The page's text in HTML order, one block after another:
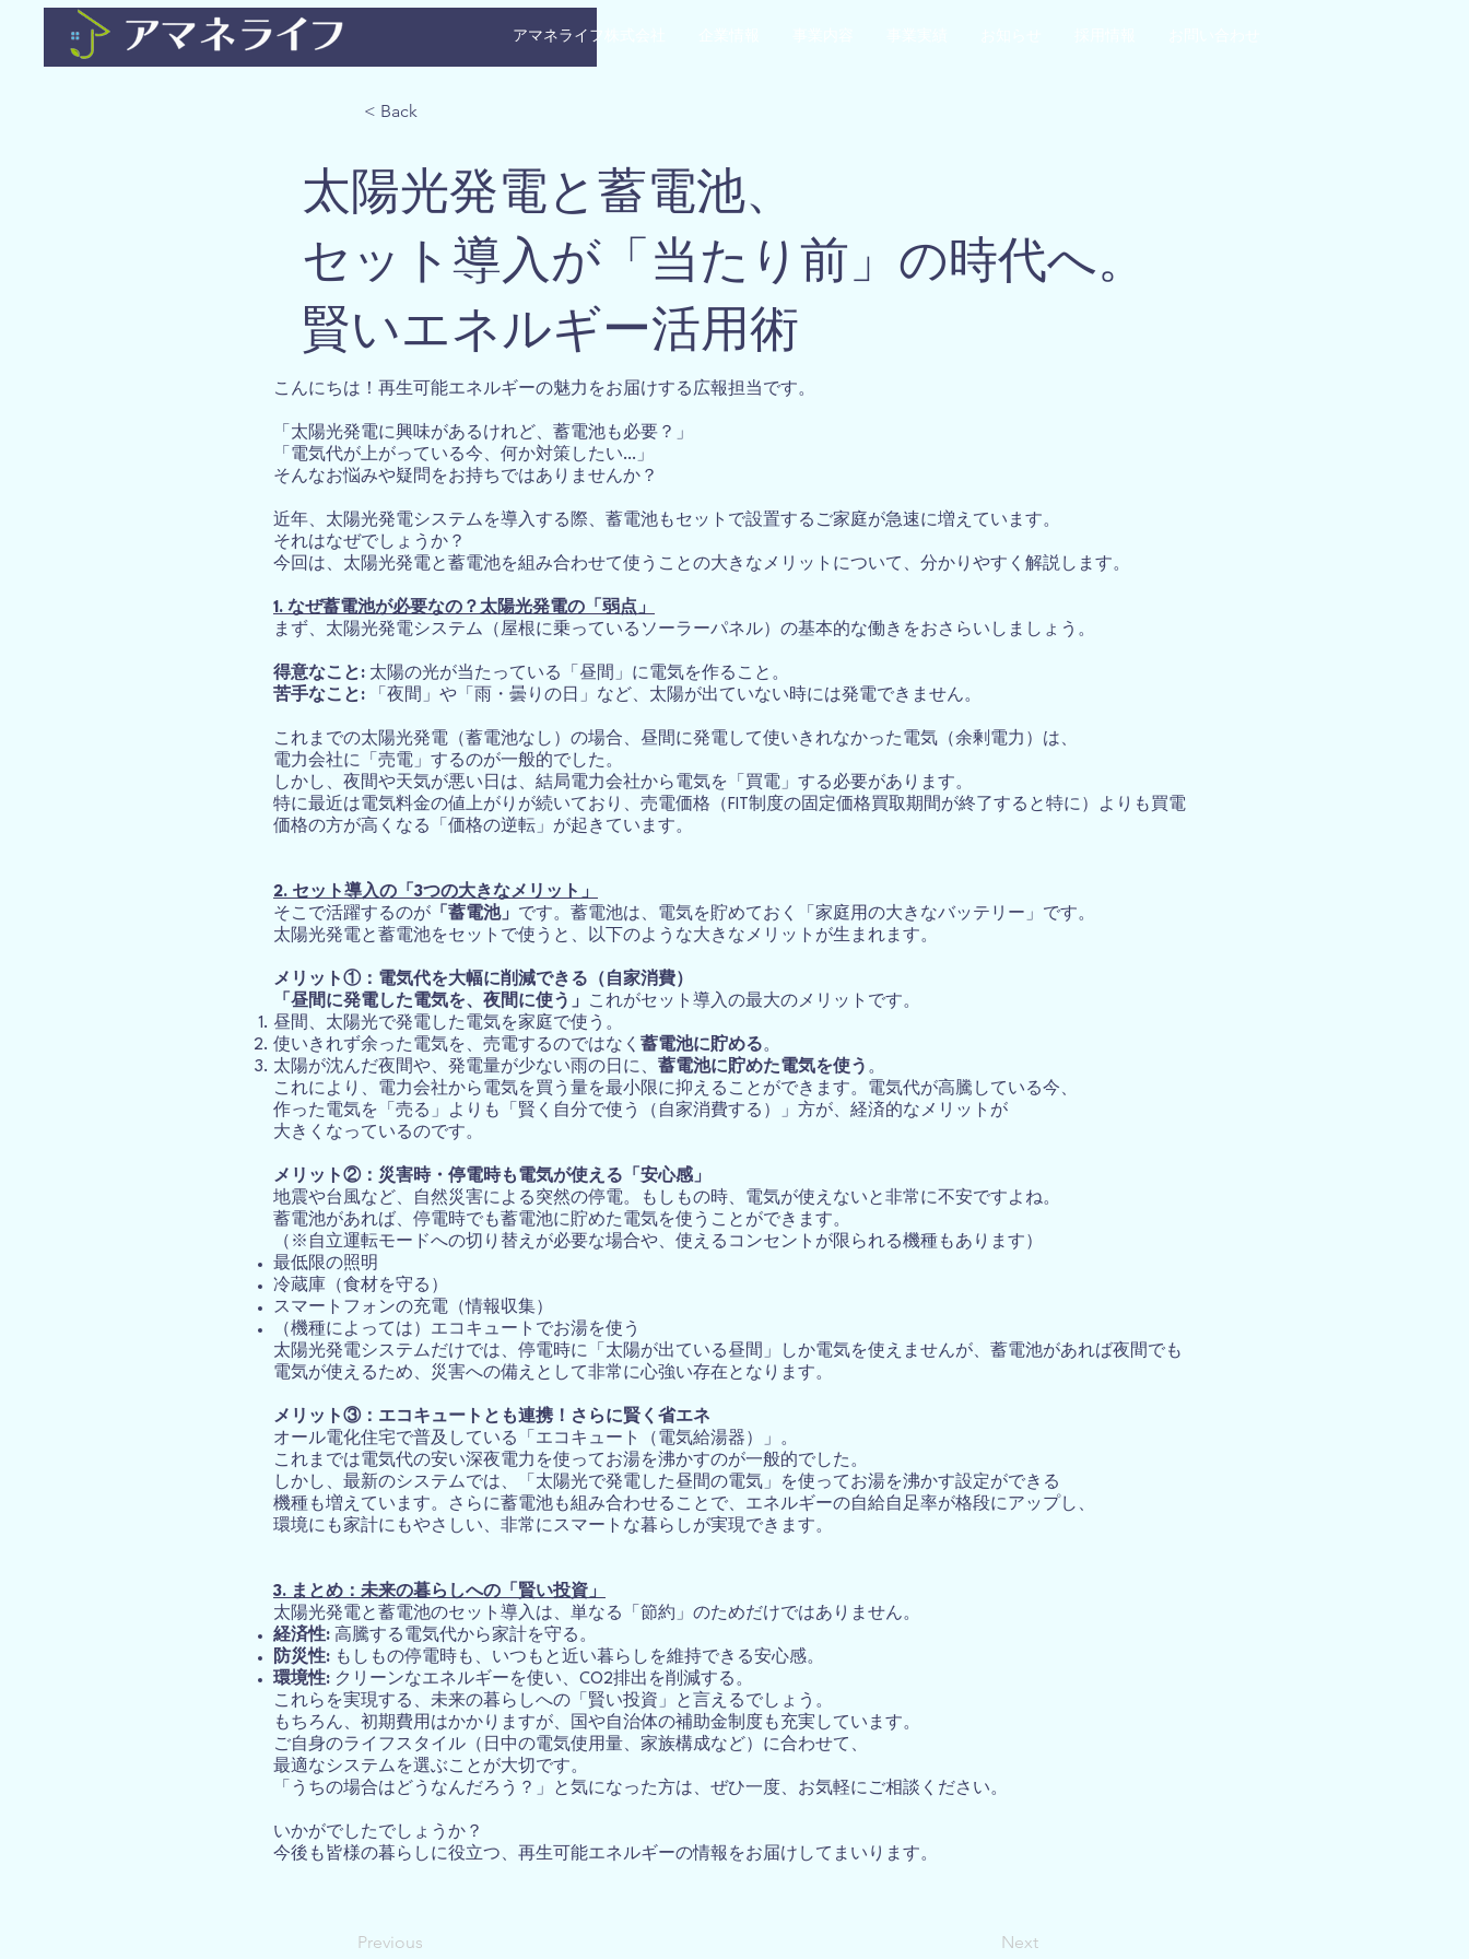
アマネライフ株式会社
< Back
太陽光発電と蓄電池、
セット導入が「当たり前」の時代へ。
賢いエネルギー活用術
こんにちは！再生可能エネルギーの魅力をお届けする広報担当です。
「太陽光発電に興味があるけれど、蓄電池も必要？」
「電気代が上がっている今、何か対策したい…」
そんなお悩みや疑問をお持ちではありませんか？
近年、太陽光発電システムを導入する際、蓄電池もセットで設置するご家庭が急速に増えています。
それはなぜでしょうか？
今回は、太陽光発電と蓄電池を組み合わせて使うことの大きなメリットについて、分かりやすく解説します。
1. なぜ蓄電池が必要なの？太陽光発電の「弱点」
まず、太陽光発電システム（屋根に乗っているソーラーパネル）の基本的な働きをおさらいしましょう。
得意なこと: 太陽の光が当たっている「昼間」に電気を作ること。
苦手なこと: 「夜間」や「雨・曇りの日」など、太陽が出ていない時には発電できません。
これまでの太陽光発電（蓄電池なし）の場合、昼間に発電して使いきれなかった電気（余剰電力）は、
電力会社に「売電」するのが一般的でした。
しかし、夜間や天気が悪い日は、結局電力会社から電気を「買電」する必要があります。
特に最近は電気料金の値上がりが続いており、売電価格（FIT制度の固定価格買取期間が終了すると特に）よりも買電
価格の方が高くなる「価格の逆転」が起きています。
2. セット導入の「3つの大きなメリット」
そこで活躍するのが 「蓄電池」 です。蓄電池は、電気を貯めておく「家庭用の大きなバッテリー」です。
太陽光発電と蓄電池をセットで使うと、以下のような大きなメリットが生まれます。
メリット①：電気代を大幅に削減できる（自家消費）
「昼間に発電した電気を、夜間に使う」
これがセット導入の最大のメリットです。
昼間、太陽光で発電した電気を家庭で使う。
使いきれず余った電気を、売電するのではなく 蓄電池に貯める。
太陽が沈んだ夜間や、発電量が少ない雨の日に、 蓄電池に貯めた電気を使う 。
これにより、電力会社から電気を買う量を最小限に抑えることができます。電気代が高騰している今、
作った電気を「売る」よりも「賢く自分で使う（自家消費する）」方が、経済的なメリットが
大きくなっているのです。
メリット②：災害時・停電時も電気が使える「安心感」
地震や台風など、自然災害による突然の停電。もしもの時、電気が使えないと非常に不安ですよね。
蓄電池があれば、停電時でも蓄電池に貯めた電気を使うことができます。
（※自立運転モードへの切り替えが必要な場合や、使えるコンセントが限られる機種もあります）
最低限の照明
冷蔵庫（食材を守る）
スマートフォンの充電（情報収集）
（機種によっては）エコキュートでお湯を使う
太陽光発電システムだけでは、停電時に「太陽が出ている昼間」しか電気を使えませんが、蓄電池があれば夜間でも
電気が使えるため、災害への備えとして非常に心強い存在となります。
メリット③：エコキュートとも連携！さらに賢く省エネ
オール電化住宅で普及している「エコキュート（電気給湯器）」。
これまでは電気代の安い深夜電力を使ってお湯を沸かすのが一般的でした。
しかし、最新のシステムでは、「太陽光で発電した昼間の電気」を使ってお湯を沸かす設定ができる
機種も増えています。さらに蓄電池も組み合わせることで、エネルギーの自給自足率が格段にアップし、
環境にも家計にもやさしい、非常にスマートな暮らしが実現できます。
3. まとめ：未来の暮らしへの「賢い投資」
太陽光発電と蓄電池のセット導入は、単なる「節約」のためだけではありません。
経済性: 高騰する電気代から家計を守る。
防災性: もしもの停電時も、いつもと近い暮らしを維持できる安心感。
環境性: クリーンなエネルギーを使い、CO2排出を削減する。
これらを実現する、未来の暮らしへの「賢い投資」と言えるでしょう。
もちろん、初期費用はかかりますが、国や自治体の補助金制度も充実しています。
ご自身のライフスタイル（日中の電気使用量、家族構成など）に合わせて、
最適なシステムを選ぶことが大切です。
「うちの場合はどうなんだろう？」と気になった方は、ぜひ一度、お気軽にご相談ください。
いかがでしたでしょうか？
今後も皆様の暮らしに役立つ、再生可能エネルギーの情報をお届けしてまいります。
Previous Next